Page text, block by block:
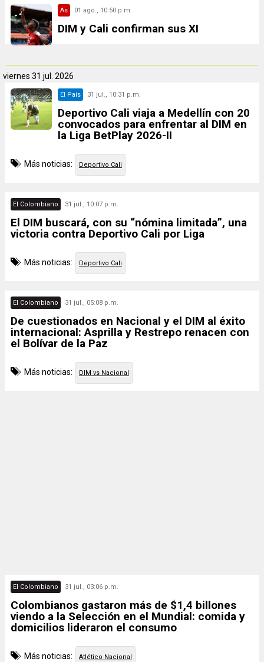
As 01 ago., 10:50 p.m.
DIM y Cali confirman sus XI
viernes 31 jul. 2026
El País 31 jul., 10:31 p.m.
Deportivo Cali viaja a Medellín con 20
convocados para enfrentar al DIM en
la Liga BetPlay 2026-II
Más noticias: Deportivo Cali
El Colombiano 31 jul., 10:07 p.m.
El DIM buscará, con su “nómina limitada”, una
victoria contra Deportivo Cali por Liga
Más noticias: Deportivo Cali
El Colombiano 31 jul., 05:08 p.m.
De cuestionados en Nacional y el DIM al éxito
internacional: Asprilla y Restrepo renacen con
el Bolívar de la Paz
Más noticias: DIM vs Nacional
El Colombiano 31 jul., 03:06 p.m.
Colombianos gastaron más de $1,4 billones
viendo a la Selección en el Mundial: comida y
domicilios lideraron el consumo
Más noticias: Atlético Nacional